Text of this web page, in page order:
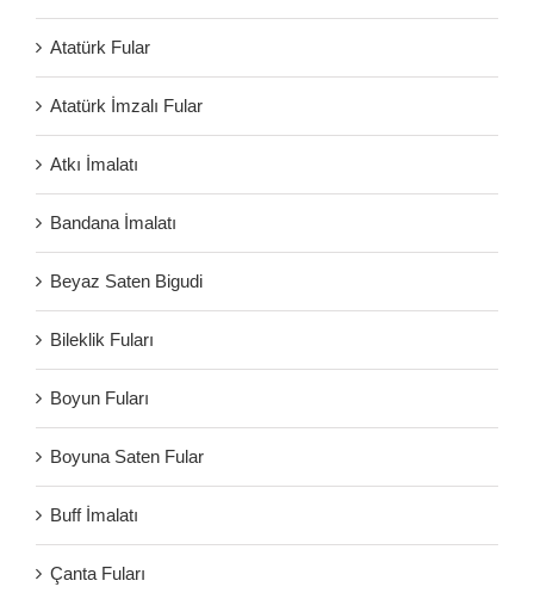
Atatürk Fular
Atatürk İmzalı Fular
Atkı İmalatı
Bandana İmalatı
Beyaz Saten Bigudi
Bileklik Fuları
Boyun Fuları
Boyuna Saten Fular
Buff İmalatı
Çanta Fuları